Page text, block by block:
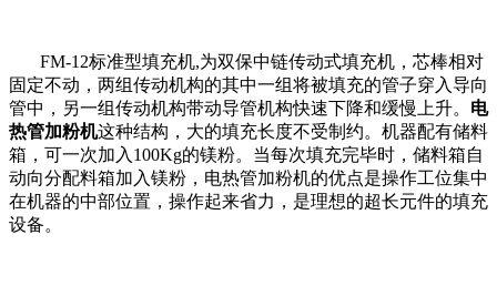
FM-12标准型填充机,为双保中链传动式填充机，芯棒相对
固定不动，两组传动机构的其中一组将被填充的管子穿入导向
管中，另一组传动机构带动导管机构快速下降和缓慢上升。 电
热管加粉机这种结构，大的填充长度不受制约。机器配有储料
箱，可一次加入100Kg的镁粉。当每次填充完毕时，储料箱自
动向分配料箱加入镁粉，电热管加粉机的优点是操作工位集中
在机器的中部位置，操作起来省力，是理想的超长元件的填充
设备。